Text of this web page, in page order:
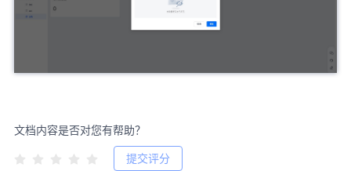
文档内容是否对您有帮助？
提交评分